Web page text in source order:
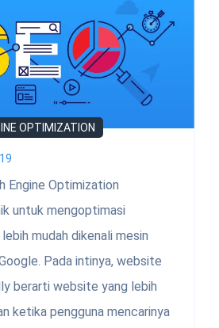
OPTIMIZATION
Engine Optimization
untuk mengoptimasi
mudah dikenali mesin
Pada intinya, website
berarti website yang lebih
ketika pengguna mencarinya